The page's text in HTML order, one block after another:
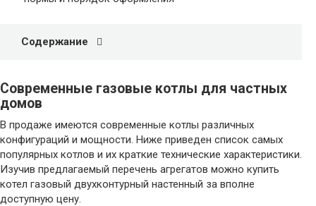
Содержание
Современные газовые котлы для частных
домов
В продаже имеются современные котлы различных
конфигураций и мощности. Ниже приведен список самых
популярных котлов и их краткие технические характеристики.
Изучив предлагаемый перечень агрегатов можно купить
котел газовый двухконтурный настенный за вполне
доступную цену.